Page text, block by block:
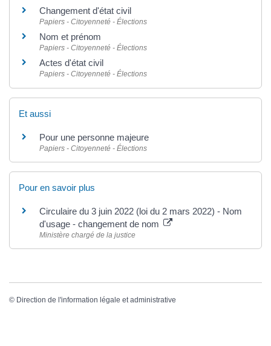
Changement d'état civil
Papiers - Citoyenneté - Élections
Nom et prénom
Papiers - Citoyenneté - Élections
Actes d'état civil
Papiers - Citoyenneté - Élections
Et aussi
Pour une personne majeure
Papiers - Citoyenneté - Élections
Pour en savoir plus
Circulaire du 3 juin 2022 (loi du 2 mars 2022) - Nom
d'usage - changement de nom
Ministère chargé de la justice
© Direction de l'information légale et administrative